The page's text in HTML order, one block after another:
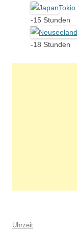
Tokio
-15 Stunden
-18 Stunden
Uhrzeit